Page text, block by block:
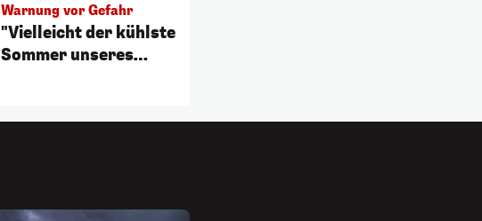
Warnung vor Gefahr
"Vielleicht der kühlste
Sommer unseres